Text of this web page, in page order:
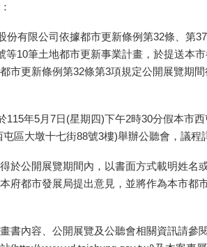
份有限公司依據都市更新條例第32條、第37
等10筆土地都市更新事業計畫，於提送本
市更新條例第32條第3項規定公開展覽期
115年5月7日(星期四)下午2時30分假本市
區大墩十七街88號3樓)舉辦公聽會，議程
於公開展覽期間內，以書面方式載明姓名
府都市發展局提出意見，並將作為本市都
畫書內容、公開展覽及公聽會相關資訊請參